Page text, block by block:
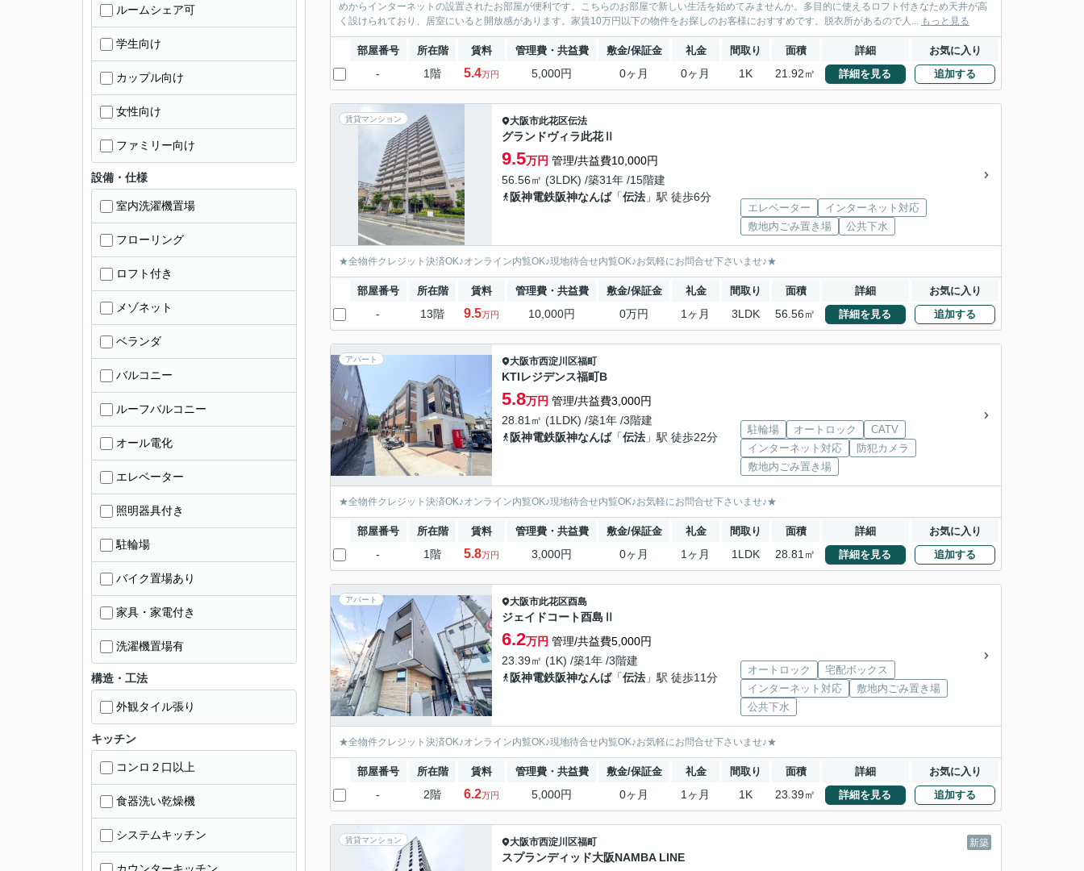
めからインターネットの設置されたお部屋が便利です。こちらのお部屋で新しい生活を始めてみませんか。多目的に使えるロフト付きなため天井が高
く設けられており、居室にいると開放感があります。家賃10万円以下の物件をお探しのお客様におすすめです。脱衣所があるので人... もっと見る
部屋番号 所在階 賃料 管理費・共益費 敷金/保証金 礼金 間取り 面積 詳細 お気に入り
- 1階 5.4万円 5,000円 0ヶ月 0ヶ月 1K 21.92㎡ 詳細を見る 追加する
賃貸マンション 大阪市此花区伝法
グランドヴィラ此花Ⅱ
9.5万円 管理/共益費10,000円
56.56㎡ (3LDK) /築31年 /15階建
阪神電鉄阪神なんば「伝法 」駅 徒歩6分
エレベーター
インターネット対応
敷地内ごみ置き場
公共下水
★全物件クレジット決済OK♪オンライン内覧OK♪現地待合せ内覧OK♪お気軽にお問合せ下さいませ♪★
部屋番号 所在階 賃料 管理費・共益費 敷金/保証金 礼金 間取り 面積 詳細 お気に入り
- 13階 9.5万円 10,000円 0万円 1ヶ月 3LDK 56.56㎡ 詳細を見る 追加する
アパート 大阪市西淀川区福町
KTIレジデンス福町B
5.8万円 管理/共益費3,000円
28.81㎡ (1LDK) /築1年 /3階建
阪神電鉄阪神なんば「伝法 」駅 徒歩22分
駐輪場 オートロック
CATV
インターネット対応
防犯カメラ
敷地内ごみ置き場
★全物件クレジット決済OK♪オンライン内覧OK♪現地待合せ内覧OK♪お気軽にお問合せ下さいませ♪★
部屋番号 所在階 賃料 管理費・共益費 敷金/保証金 礼金 間取り 面積 詳細 お気に入り
- 1階 5.8万円 3,000円 0ヶ月 1ヶ月 1LDK 28.81㎡ 詳細を見る 追加する
アパート 大阪市此花区酉島
ジェイドコート酉島Ⅱ
6.2万円 管理/共益費5,000円
23.39㎡ (1K) /築1年 /3階建
阪神電鉄阪神なんば「伝法 」駅 徒歩11分
オートロック
宅配ボックス
インターネット対応
敷地内ごみ置き場
公共下水
★全物件クレジット決済OK♪オンライン内覧OK♪現地待合せ内覧OK♪お気軽にお問合せ下さいませ♪★
部屋番号 所在階 賃料 管理費・共益費 敷金/保証金 礼金 間取り 面積 詳細 お気に入り
- 2階 6.2万円 5,000円 0ヶ月 1ヶ月 1K 23.39㎡ 詳細を見る 追加する
賃貸マンション 新築
大阪市西淀川区福町
スプランディッド大阪NAMBA LINE
ルームシェア可
学生向け
カップル向け
女性向け
ファミリー向け
設備・仕様
室内洗濯機置場
フローリング
ロフト付き
メゾネット
ベランダ
バルコニー
ルーフバルコニー
オール電化
エレベーター
照明器具付き
駐輪場
バイク置場あり
家具・家電付き
洗濯機置場有
構造・工法
外観タイル張り
キッチン
コンロ２口以上
食器洗い乾燥機
システムキッチン